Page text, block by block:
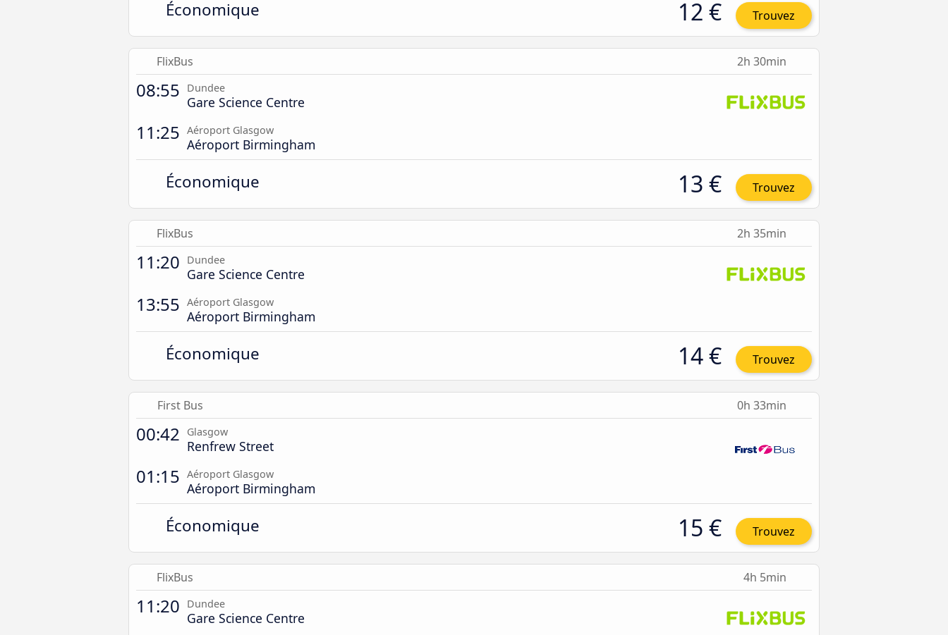
Économique 12 € Trouvez
FlixBus 2h 30min
08:55 Dundee
Gare Science Centre
11:25 Aéroport Glasgow
Aéroport Birmingham
Économique 13 € Trouvez
FlixBus 2h 35min
11:20 Dundee
Gare Science Centre
13:55 Aéroport Glasgow
Aéroport Birmingham
Économique 14 € Trouvez
First Bus 0h 33min
00:42 Glasgow
Renfrew Street
01:15 Aéroport Glasgow
Aéroport Birmingham
Économique 15 € Trouvez
FlixBus 4h 5min
11:20 Dundee
Gare Science Centre